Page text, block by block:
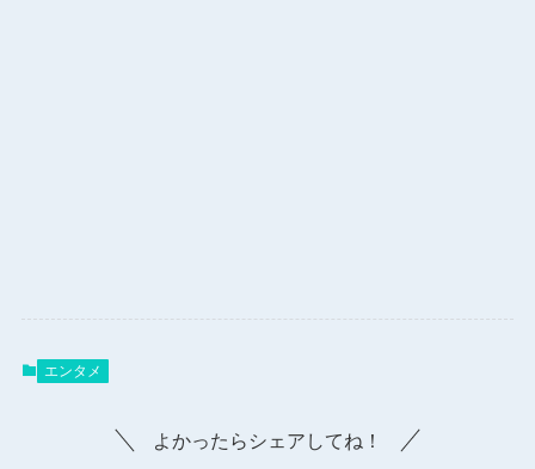
エンタメ
よかったらシェアしてね！